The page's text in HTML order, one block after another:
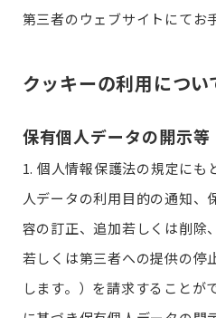
第三者のウェブサイトにてお
クッキーの利用につい
保有個人データの開示等
1. 個人情報保護法の規定にも
人データの利用目的の通知、
容の訂正、追加若しくは削除
若しくは第三者への提供の停
します。）を請求することが